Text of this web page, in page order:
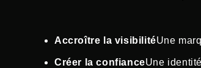
Accroître la visibilitéUne
Créer la confianceUne